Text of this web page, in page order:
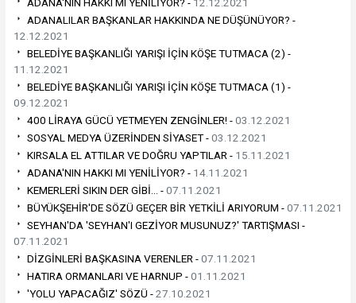
ADANALILAR BAŞKANLAR HAKKINDA NE DÜŞÜNÜYOR? -
12.12.2021
BELEDİYE BAŞKANLIĞI YARIŞI İÇİN KÖŞE TUTMACA (2) -
11.12.2021
BELEDİYE BAŞKANLIĞI YARIŞI İÇİN KÖŞE TUTMACA (1) -
09.12.2021
400 LİRAYA GÜCÜ YETMEYEN ZENGİNLER! -03.12.2021
SOSYAL MEDYA ÜZERİNDEN SİYASET -03.12.2021
KIRSALA EL ATTILAR VE DOĞRU YAPTILAR - 15.11.2021
ADANA'NIN HAKKI MI YENİLİYOR? - 14.11.2021
KEMERLERİ SIKIN DER GİBİ… -07.11.2021
BÜYÜKŞEHİR'DE SÖZÜ GEÇER BİR YETKİLİ ARIYORUM -07.11.2021
SEYHAN'DA 'SEYHAN'I GEZİYOR MUSUNUZ?' TARTIŞMASI -
07.11.2021
DİZGİNLERİ BAŞKASINA VERENLER -07.11.2021
HATIRA ORMANLARI VE HARNUP -01.11.2021
'YOLU YAPACAĞIZ' SÖZÜ -27.10.2021